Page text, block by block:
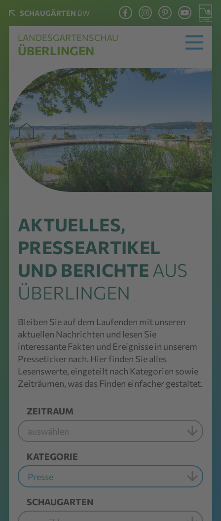
SCHAUGÄRTEN BW
LANDESGARTENSCHAU
ÜBERLINGEN
AKTUELLES,
PRESSEARTIKEL
UND BERICHTE AUS
ÜBERLINGEN
Bleiben Sie auf dem Laufenden mit unseren
aktuellen Nachrichten und lesen Sie
interessante Fakten und Ereignisse in unserem
Presseticker nach. Hier finden Sie alles
Lesenswerte, eingeteilt nach Kategorien sowie
Zeiträumen, was das Finden einfacher gestaltet.
ZEITRAUM
KATEGORIE
SCHAUGARTEN